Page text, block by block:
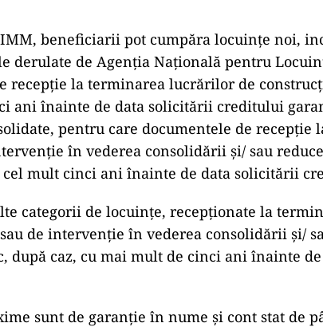
beneficiarii pot cumpăra locuințe noi,
derulate de Agenția Națională pentru
recepție la terminarea lucrărilor de
ani înainte de data solicitării creditului
pentru care documentele de recepție
în vederea consolidării și/ sau
cel mult cinci ani înainte de data solicitării
categorii de locuințe, recepționate la
de intervenție în vederea consolidării și/
după caz, cu mai mult de cinci ani înainte
sunt de garanție în nume și cont stat de